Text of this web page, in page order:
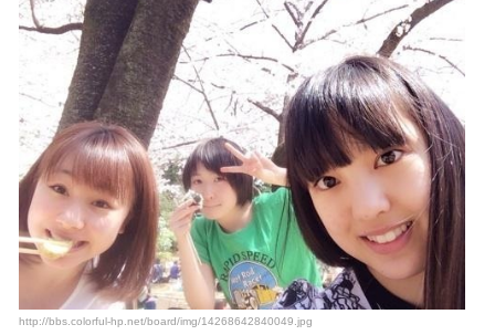
http://bbs.colorful-hp.net/board/img/14268642840049.jpg